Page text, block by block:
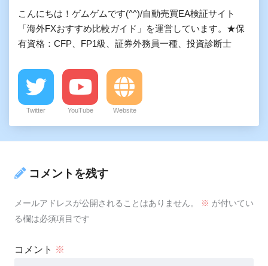
こんにちは！ゲムゲムです(^^)/自動売買EA検証サイト
「海外FXおすすめ比較ガイド」を運営しています。★保
有資格：CFP、FP1級、証券外務員一種、投資診断士
Twitter YouTube Website
コメントを残す
メールアドレスが公開されることはありません。 ※ が付いてい
る欄は必須項目です
コメント ※